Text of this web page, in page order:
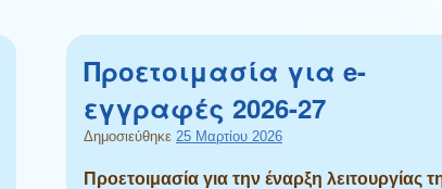
Προετοιμασία για e-
εγγραφές 2026-27
Δημοσιεύθηκε 25 Μαρτίου 2026
Προετοιμασία για την έναρξη λειτουργίας